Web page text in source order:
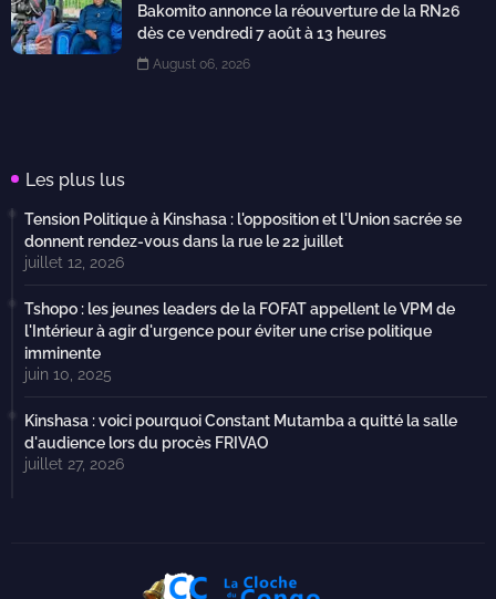
Bakomito annonce la réouverture de la RN26
dès ce vendredi 7 août à 13 heures
August 06, 2026
Les plus lus
Tension Politique à Kinshasa : l'opposition et l'Union sacrée se
donnent rendez-vous dans la rue le 22 juillet
juillet 12, 2026
Tshopo : les jeunes leaders de la FOFAT appellent le VPM de
l'Intérieur à agir d'urgence pour éviter une crise politique
imminente
juin 10, 2025
Kinshasa : voici pourquoi Constant Mutamba a quitté la salle
d'audience lors du procès FRIVAO
juillet 27, 2026